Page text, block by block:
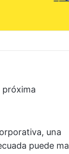
próxima
una
puede